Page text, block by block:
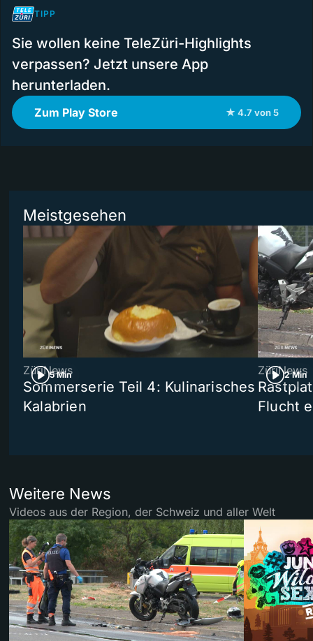
TIPP
Sie wollen keine TeleZüri-Highlights
verpassen? Jetzt unsere App
herunterladen.
Zum Play Store ★ 4.7 von 5
Meistgesehen
5 Min
ZüriNews
Sommerserie Teil 4: Kulinarisches
Kalabrien
2 Min
ZüriNews
Flucht
Weitere News
Videos aus der Region, der Schweiz und aller Welt